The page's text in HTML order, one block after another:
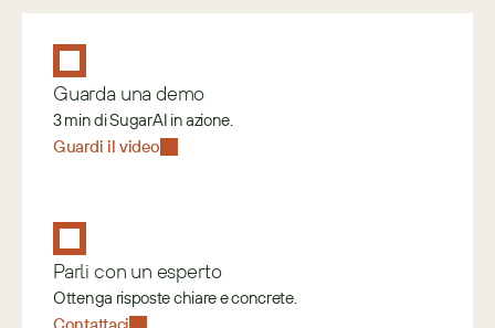
Guarda una demo
3 min di SugarAI in azione.
Guardi il video
Parli con un esperto
Ottenga risposte chiare e concrete.